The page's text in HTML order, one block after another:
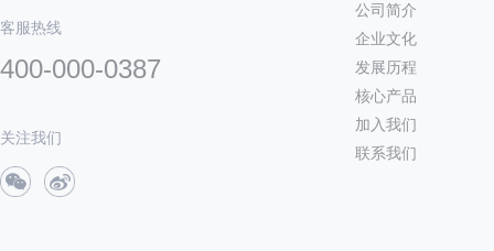
客服热线
400-000-0387
关注我们
公司简介
企业文化
发展历程
核心产品
加入我们
联系我们